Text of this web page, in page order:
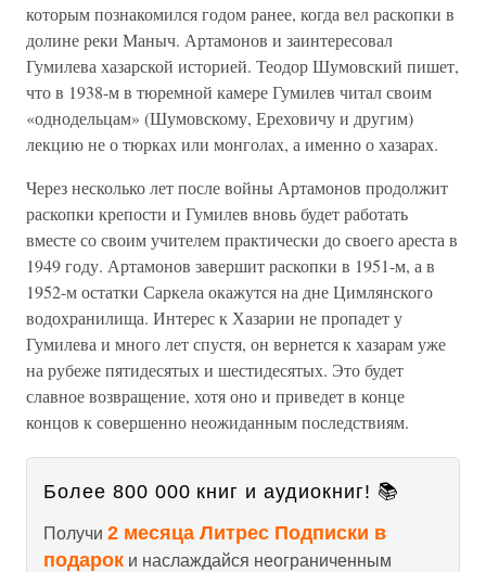
которым познакомился годом ранее, когда вел раскопки в
долине реки Маныч. Артамонов и заинтересовал
Гумилева хазарской историей. Теодор Шумовский пишет,
что в 1938-м в тюремной камере Гумилев читал своим
«однодельцам» (Шумовскому, Ереховичу и другим)
лекцию не о тюрках или монголах, а именно о хазарах.
Через несколько лет после войны Артамонов продолжит
раскопки крепости и Гумилев вновь будет работать
вместе со своим учителем практически до своего ареста в
1949 году. Артамонов завершит раскопки в 1951-м, а в
1952-м остатки Саркела окажутся на дне Цимлянского
водохранилища. Интерес к Хазарии не пропадет у
Гумилева и много лет спустя, он вернется к хазарам уже
на рубеже пятидесятых и шестидесятых. Это будет
славное возвращение, хотя оно и приведет в конце
концов к совершенно неожиданным последствиям.
Более 800 000 книг и аудиокниг! 📚
Получи 2 месяца Литрес Подписки в
подарок и наслаждайся неограниченным